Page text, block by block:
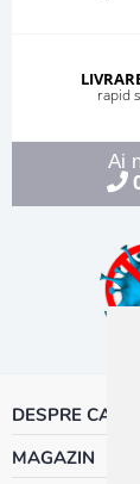
rapid
Ai
DESPRE CALOR
MAGAZIN